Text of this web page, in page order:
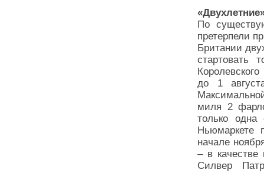
По
претерпели
Британии
стартовать
до 1
миля 2
только одна
Ньюмаркете
начале
– в качестве
Силвер